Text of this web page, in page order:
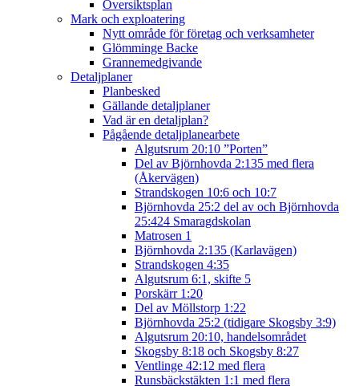
Översiktsplan
Mark och exploatering
Nytt område för företag och verksamheter
Glömminge Backe
Grannemedgivande
Detaljplaner
Planbesked
Gällande detaljplaner
Vad är en detaljplan?
Pågående detaljplanearbete
Algutsrum 20:10 ”Porten”
Del av Björnhovda 2:135 med flera
(Åkervägen)
Strandskogen 10:6 och 10:7
Björnhovda 25:2 del av och Björnhovda
25:424 Smaragdskolan
Matrosen 1
Björnhovda 2:135 (Karlavägen)
Strandskogen 4:35
Algutsrum 6:1, skifte 5
Porskärr 1:20
Del av Möllstorp 1:22
Björnhovda 25:2 (tidigare Skogsby 3:9)
Algutsrum 20:10, handelsområdet
Skogsby 8:18 och Skogsby 8:27
Ventlinge 42:12 med flera
Runsbäckstäkten 1:1 med flera